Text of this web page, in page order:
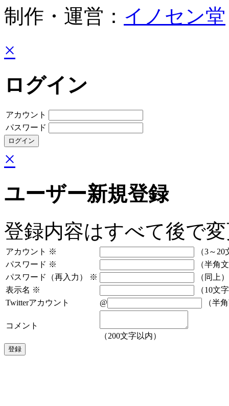
制作・運営： イノセン堂
×
ログイン
アカウント
パスワード
×
ユーザー新規登録
登録内容はすべて後で
アカウント ※
（3～
パスワード ※
（半角
パスワード（再入力）
※
（同上）
表示名 ※
（10文
Twitterアカウント
@ （半
コメント
（200文字以内）